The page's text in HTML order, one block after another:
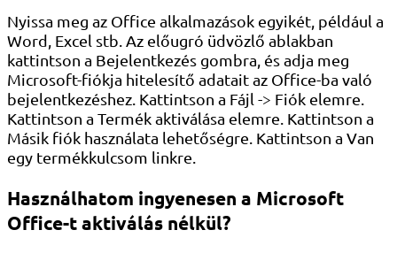
Nyissa meg az Office alkalmazások egyikét, például a
Word, Excel stb. Az előugró üdvözlő ablakban
kattintson a Bejelentkezés gombra, és adja meg
Microsoft-fiókja hitelesítő adatait az Office-ba való
bejelentkezéshez. Kattintson a Fájl -> Fiók elemre.
Kattintson a Termék aktiválása elemre. Kattintson a
Másik fiók használata lehetőségre. Kattintson a Van
egy termékkulcsom linkre.
Használhatom ingyenesen a Microsoft
Office-t aktiválás nélkül?